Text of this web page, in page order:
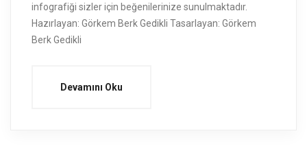
infografiği sizler için beğenilerinize sunulmaktadır.
Hazırlayan: Görkem Berk Gedikli Tasarlayan: Görkem
Berk Gedikli
Devamını Oku